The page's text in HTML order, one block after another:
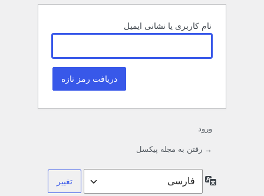
نام کاربری یا نشانی ایمیل
ورود
→ رفتن به مجله پیکسل
زبان